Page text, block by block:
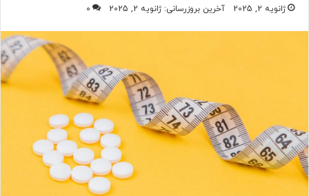
ژانویه 2, 2025 آخرین بروزرسانی: ژانویه 2, 2025 0